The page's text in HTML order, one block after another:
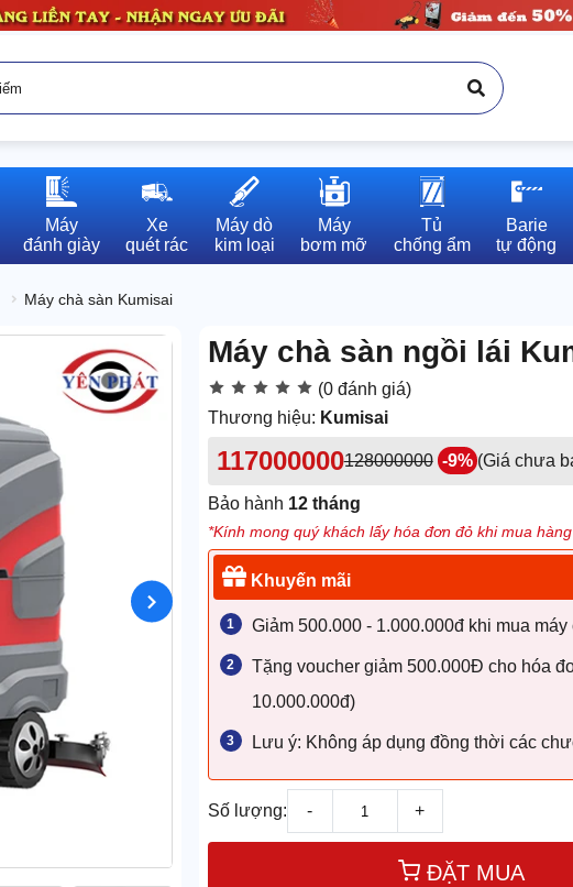
Máy
đánh giày
Xe
quét rác
Máy dò
kim loại
Máy
bơm mỡ
Tủ
chống ẩm
Barie
tự động
Máy chà sàn Kumisai
Máy chà sàn ngồi lái
(0 đánh giá)
Thương hiệu: Kumisai
117000000128000000 -9% (Giá chưa
Bảo hành 12 tháng
*Kính mong quý khách lấy hóa đơn đỏ khi mua
Khuyến mãi
Giảm 500.000 - 1.000.000đ khi mua
Tặng voucher giảm 500.000Đ cho hóa
10.000.000đ)
Lưu ý: Không áp dụng đồng thời các
Số lượng: - +
ĐẶT MUA